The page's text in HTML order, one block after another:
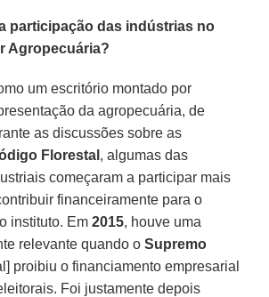
participação das indústrias no
Agropecuária?
um escritório montado por
da agropecuária, de
as discussões sobre as
Florestal , algumas das
começaram a participar mais
financeiramente para o
instituto. Em2015, houve uma
relevante quando oSupremo
proibiu o financiamento empresarial
Foi justamente depois